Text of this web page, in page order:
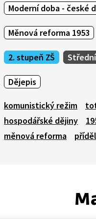
Moderní doba - české
Měnová reforma 1953
2. stupeň ZŠ
Dějepis
komunistický režim
hospodářské dějiny
měnová reforma